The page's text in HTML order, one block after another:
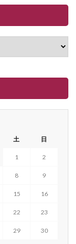
土 日
1 2
8 9
15 16
22 23
29 30